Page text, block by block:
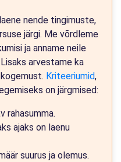
nende tingimuste,
järgi. Me võrdleme
ja anname neile
arvestame ka
Kriteeriumid,
on järgmised:
rahasumma.
ajaks on laenu
suurus ja olemus.